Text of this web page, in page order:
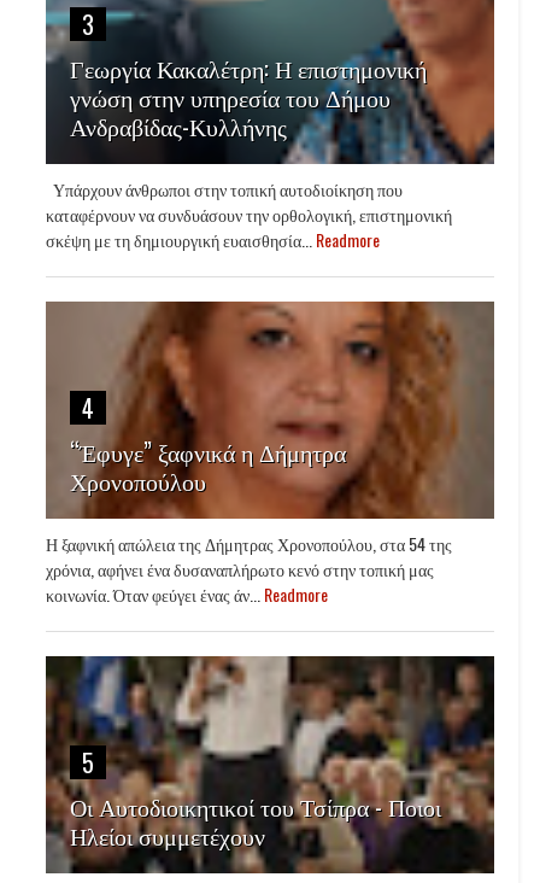
3
Γεωργία Κακαλέτρη: Η επιστημονική
γνώση στην υπηρεσία του Δήμου
Ανδραβίδας-Κυλλήνης
Υπάρχουν άνθρωποι στην τοπική αυτοδιοίκηση που
καταφέρνουν να συνδυάσουν την ορθολογική, επιστημονική
σκέψη με τη δημιουργική ευαισθησία... Readmore
4
“Έφυγε” ξαφνικά η Δήμητρα
Χρονοπούλου
Η ξαφνική απώλεια της Δήμητρας Χρονοπούλου, στα 54 της
χρόνια, αφήνει ένα δυσαναπλήρωτο κενό στην τοπική μας
κοινωνία. Όταν φεύγει ένας άν... Readmore
5
Οι Αυτοδιοικητικοί του Τσίπρα - Ποιοι
Ηλείοι συμμετέχουν